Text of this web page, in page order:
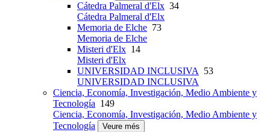
Cátedra Palmeral d'Elx 34
Cátedra Palmeral d'Elx
Memoria de Elche 73
Memoria de Elche
Misteri d'Elx 14
Misteri d'Elx
UNIVERSIDAD INCLUSIVA 53
UNIVERSIDAD INCLUSIVA
Ciencia, Economía, Investigación, Medio Ambiente y
Tecnología 149
Ciencia, Economía, Investigación, Medio Ambiente y
Tecnología
Veure més